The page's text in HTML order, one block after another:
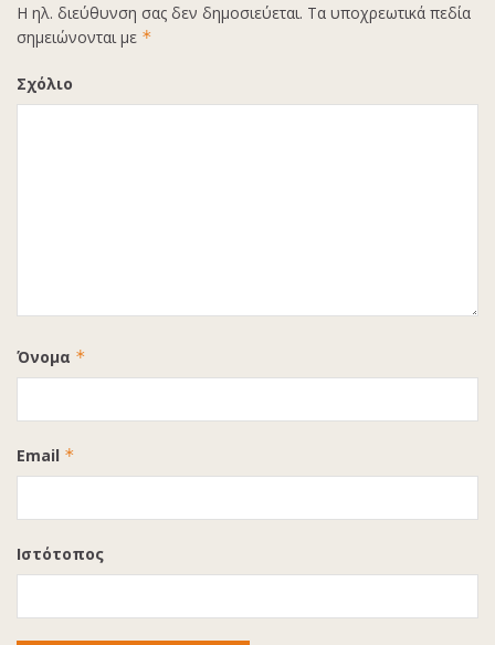
Η ηλ. διεύθυνση σας δεν δημοσιεύεται. Τα υποχρεωτικά πεδία
σημειώνονται με *
Σχόλιο
Όνομα *
Email *
Ιστότοπος